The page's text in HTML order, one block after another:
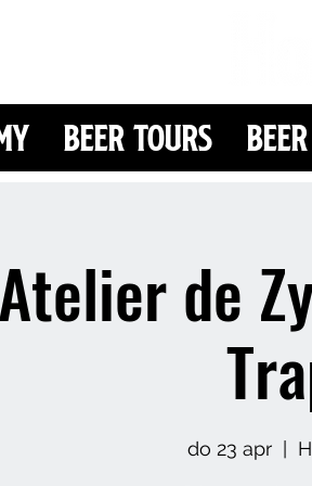
Beer Tours
Atelier de
do 23 apr
  |